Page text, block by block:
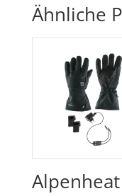
Ähnliche
Alpenheat